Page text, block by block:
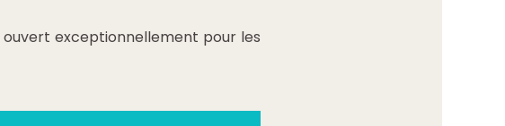
ouvert exceptionnellement pour les